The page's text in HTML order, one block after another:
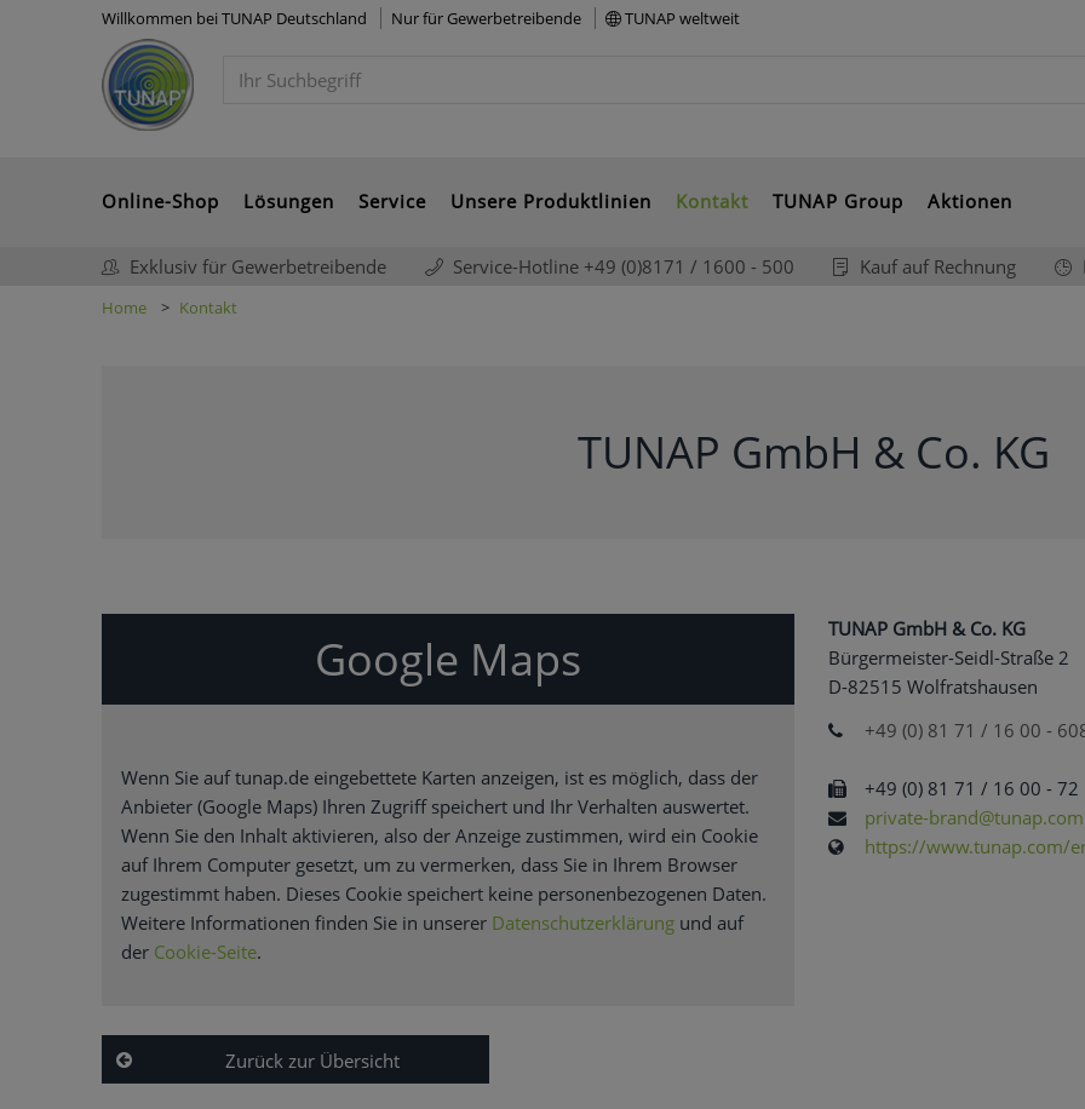
Willkommen bei TUNAP Deutschland Nur für Gewerbetreibende TUNAP weltweit
Online-Shop Lösungen Service Unsere Produktlinien Kontakt TUNAP Group Aktionen
Exklusiv für Gewerbetreibende Service-Hotline +49 (0)8171 / 1600 - 500 Kauf auf Rechnung
Home Kontakt
TUNAP GmbH & Co. KG
Google Maps
Wenn Sie auf tunap.de eingebettete Karten anzeigen, ist es möglich, dass der
Anbieter (Google Maps) Ihren Zugriff speichert und Ihr Verhalten auswertet.
Wenn Sie den Inhalt aktivieren, also der Anzeige zustimmen, wird ein Cookie
auf Ihrem Computer gesetzt, um zu vermerken, dass Sie in Ihrem Browser
zugestimmt haben. Dieses Cookie speichert keine personenbezogenen Daten.
Weitere Informationen finden Sie in unserer Datenschutzerklärung und auf
der Cookie-Seite.
Karten aktivieren
TUNAP GmbH & Co. KG
Bürgermeister-Seidl-Straße 2
D-82515 Wolfratshausen
+49 (0) 81 71 / 16 00 -
+49 (0) 81 71 / 16 00 - 72
private-brand@tunap.com
https://www.tunap.com/
Zurück zur Übersicht